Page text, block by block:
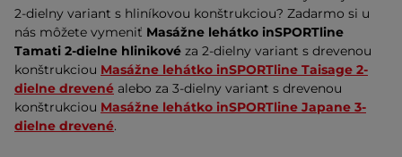
2-dielny variant s hliníkovou konštrukciou? Zadarmo si u
nás môžete vymeniť Masážne lehátko inSPORTline
Tamati 2-dielne hlinikové za 2-dielny variant s drevenou
konštrukciou Masážne lehátko inSPORTline Taisage 2-
dielne drevené alebo za 3-dielny variant s drevenou
konštrukciou Masážne lehátko inSPORTline Japane 3-
dielne drevené.